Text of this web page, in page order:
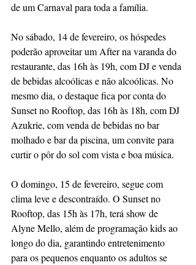
de um Carnaval para toda a família.
No sábado, 14 de fevereiro, os hóspedes
poderão aproveitar um After na varanda do
restaurante, das 16h às 19h, com DJ e venda
de bebidas alcoólicas e não alcoólicas. No
mesmo dia, o destaque fica por conta do
Sunset no Rooftop, das 16h às 18h, com DJ
Azukrie, com venda de bebidas no bar
molhado e bar da piscina, um convite para
curtir o pôr do sol com vista e boa música.
O domingo, 15 de fevereiro, segue com
clima leve e descontraído. O Sunset no
Rooftop, das 15h às 17h, terá show de
Alyne Mello, além de programação kids ao
longo do dia, garantindo entretenimento
para os pequenos enquanto os adultos se